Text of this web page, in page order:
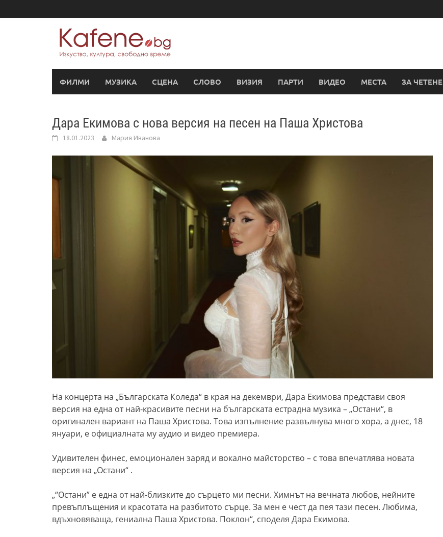
to
ФИЛМИ МУЗИКА СЦЕНА СЛОВО ВИЗИЯ ПАРТИ ВИДЕО МЕСТА ЗА ЧЕТЕНЕ
Дара Екимова с нова версия на песен на Паша Христова
18.01.2023 Мария Иванова
На концерта на „Българската Коледа“ в края на декември, Дара Екимова представи своя
версия на една от най-красивите песни на българската естрадна музика – „Остани“, в
оригинален вариант на Паша Христова. Това изпълнение развълнува много хора, а днес, 18
януари, е официалната му аудио и видео премиера.
Удивителен финес, емоционален заряд и вокално майсторство – с това впечатлява новата
версия на „Остани“ .
„“Остани” е една от най-близките до сърцето ми песни. Химнът на вечната любов, нейните
превъплъщения и красотата на разбитото сърце. За мен е чест да пея тази песен. Любима,
вдъхновяваща, гениална Паша Христова. Поклон“, споделя Дара Екимова.